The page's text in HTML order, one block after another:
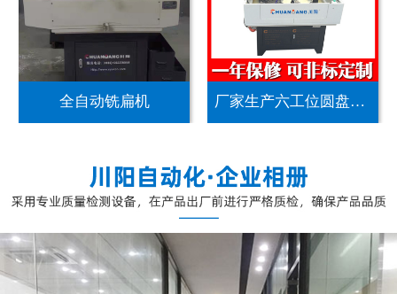
全自动铣扁机 厂家生产六工位圆盘机...